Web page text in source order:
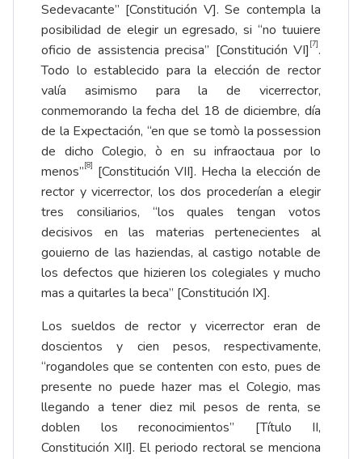
Sedevacante” [Constitución V]. Se contempla la
posibilidad de elegir un egresado, si “no tuuiere
oficio de assistencia precisa” [Constitución VI] [7].
Todo lo establecido para la elección de rector
valía asimismo para la de vicerrector,
conmemorando la fecha del 18 de diciembre, día
de la Expectación, “en que se tomò la possession
de dicho Colegio, ò en su infraoctaua por lo
menos”[8]
[Constitución VII]. Hecha la elección de
rector y vicerrector, los dos procederían a elegir
tres consiliarios, “los quales tengan votos
decisivos en las materias pertenecientes al
gouierno de las haziendas, al castigo notable de
los defectos que hizieren los colegiales y mucho
mas a quitarles la beca” [Constitución IX].
Los sueldos de rector y vicerrector eran de
doscientos y cien pesos, respectivamente,
“rogandoles que se contenten con esto, pues de
presente no puede hazer mas el Colegio, mas
llegando a tener diez mil pesos de renta, se
doblen los reconocimientos” [Título II,
Constitución XII]. El periodo rectoral se menciona